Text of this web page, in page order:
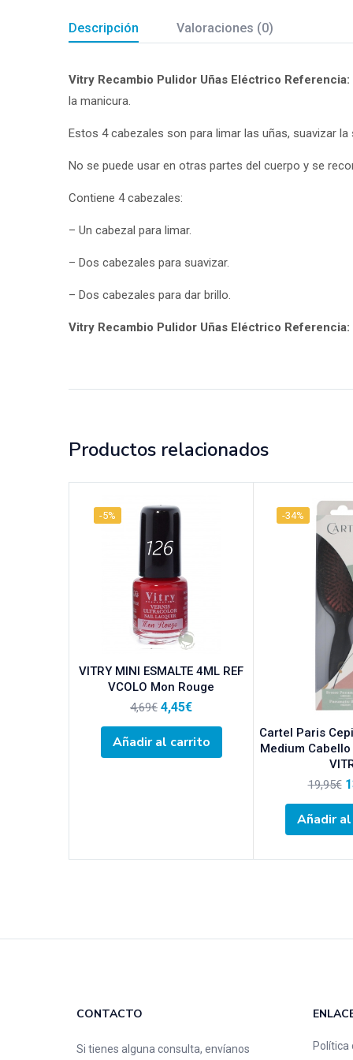
Descripción Valoraciones (0)
Vitry Recambio Pulidor Uñas Eléctrico Referencia:
la manicura.
Estos 4 cabezales son para limar las uñas, suavizar la
No se puede usar en otras partes del cuerpo y se
Contiene 4 cabezales:
– Un cabezal para limar.
– Dos cabezales para suavizar.
– Dos cabezales para dar brillo.
Vitry Recambio Pulidor Uñas Eléctrico Referencia:
Productos relacionados
-5%
VITRY MINI ESMALTE 4ML REF
VCOLO Mon Rouge
4,69€ 4,45€
Añadir al carrito
-34%
Cartel Paris
Medium
19,95€
Añadir
CONTACTO
Si tienes alguna consulta, envíanos Política